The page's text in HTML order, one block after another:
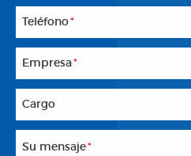
Teléfono*
Empresa*
Cargo
Su mensaje*